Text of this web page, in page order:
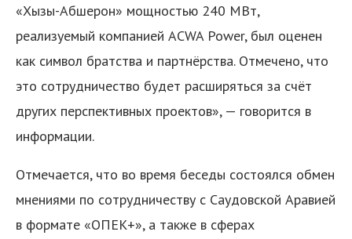
«Хызы-Абшерон» мощностью 240 МВт,
реализуемый компанией ACWA Power, был оценен
как символ братства и партнёрства. Отмечено, что
это сотрудничество будет расширяться за счёт
других перспективных проектов», — говорится в
информации.
Отмечается, что во время беседы состоялся обмен
мнениями по сотрудничеству с Саудовской Аравией
в формате «ОПЕК+», а также в сферах